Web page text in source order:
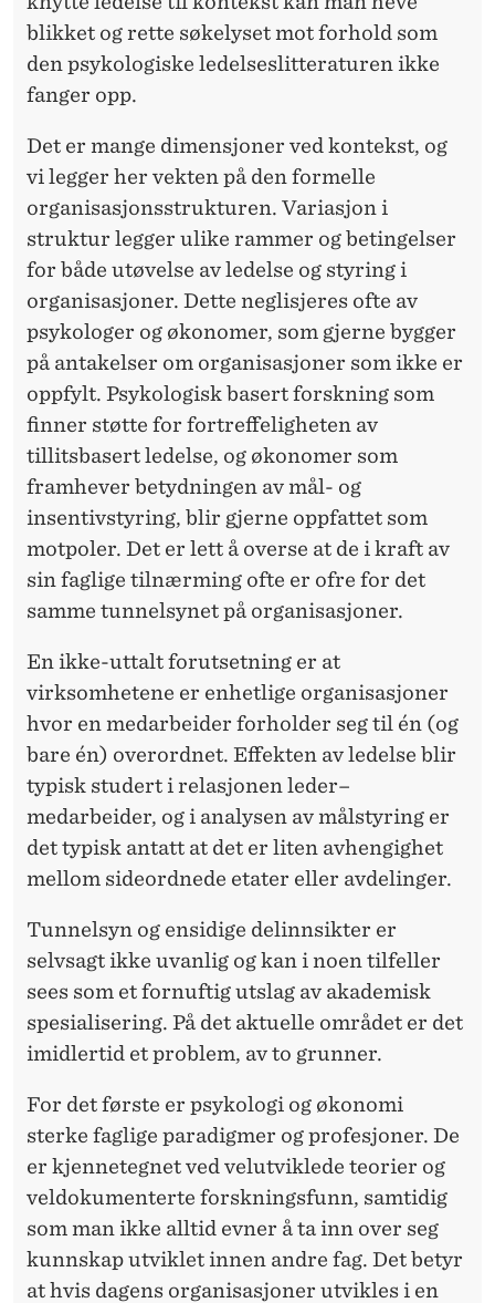
blikket og rette søkelyset mot forhold som
den psykologiske ledelseslitteraturen ikke
fanger opp.
Det er mange dimensjoner ved kontekst, og
vi legger her vekten på den formelle
organisasjonsstrukturen. Variasjon i
struktur legger ulike rammer og betingelser
for både utøvelse av ledelse og styring i
organisasjoner. Dette neglisjeres ofte av
psykologer og økonomer, som gjerne bygger
på antakelser om organisasjoner som ikke er
oppfylt. Psykologisk basert forskning som
finner støtte for fortreffelig­heten av
tillitsbasert ledelse, og økonomer som
framhever betydningen av mål- og
insentivstyring, blir gjerne oppfattet som
motpoler. Det er lett å overse at de i kraft av
sin faglige tilnærming ofte er ofre for det
samme tunnelsynet på organisasjoner.
En ikke-uttalt forutsetning er at
virksomhetene er enhetlige organisa­sjoner
hvor en medarbeider forholder seg til én (og
bare én) overordnet. Effekten av ledelse blir
typisk studert i relasjonen leder–
medarbeider, og i analysen av målstyring er
det typisk antatt at det er liten avhengighet
mellom sideordnede etater eller avdelinger.
Tunnelsyn og ensidige delinnsikter er
selvsagt ikke uvanlig og kan i noen tilfeller
sees som et fornuftig utslag av akademisk
spesialisering. På det aktuelle området er det
imidlertid et problem, av to grunner.
For det første er psykologi og økonomi
sterke faglige paradigmer og profesjoner. De
er kjennetegnet ved velutviklede teorier og
veldokumenterte forskningsfunn, samtidig
som man ikke alltid evner å ta inn over seg
kunnskap utviklet innen andre fag. Det betyr
at hvis dagens organisasjoner utvikles i en